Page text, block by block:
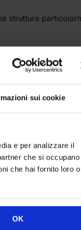
sui cookie
e per analizzare il
che si occupano
che hai fornito loro o
OK
struttura
la
da larghezza 3 metri